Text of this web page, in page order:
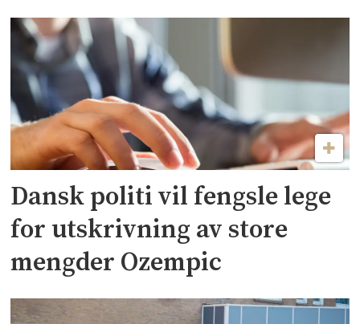
Dansk politi vil fengsle lege
for utskrivning av store
mengder Ozempic